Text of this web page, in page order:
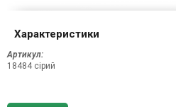
Характеристики
Артикул:
18484 сірий